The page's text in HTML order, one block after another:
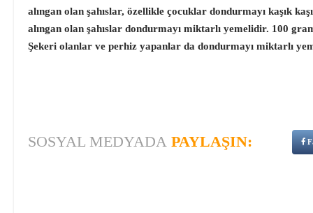
alıngan olan şahıslar, özellikle çocuklar dondurmayı kaşık
alıngan olan şahıslar dondurmayı miktarlı yemelidir. 100
Şekeri olanlar ve perhiz yapanlar da dondurmayı miktarlı
SOSYAL MEDYADA PAYLAŞIN: